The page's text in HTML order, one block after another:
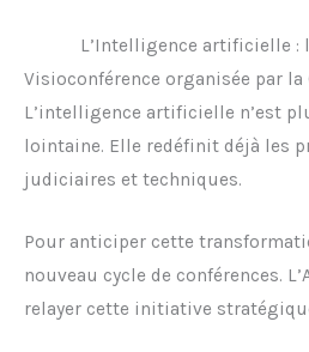
L’Intelligence artificielle :
Visioconférence organisée par la
L’intelligence artificielle n’est
lointaine. Elle redéfinit déjà les
judiciaires et techniques.
Pour anticiper cette
nouveau cycle de conférences.
relayer cette initiative